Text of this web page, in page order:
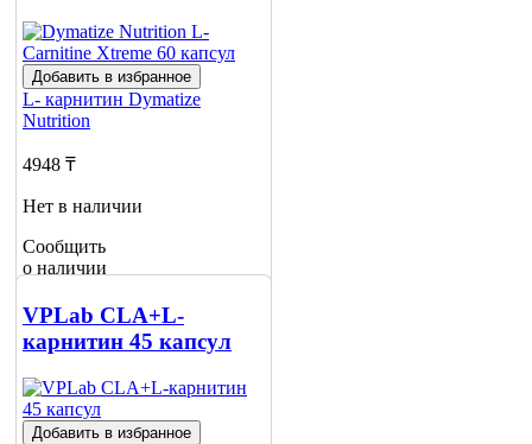
Добавить в избранное
L- карнитин Dymatize
Nutrition
4948 ₸
Нет в наличии
Сообщить
о наличии
VPLab CLA+L-
карнитин 45 капсул
Добавить в избранное